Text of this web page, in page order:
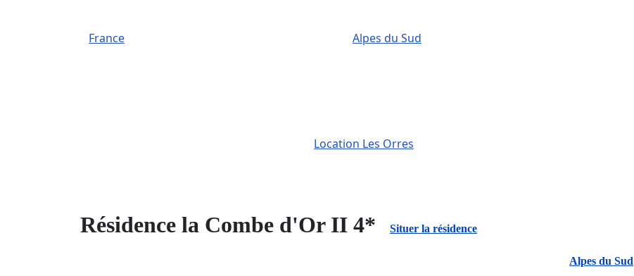
France Alpes du Sud
Location Les Orres
Résidence la Combe d'Or II 4* Situer la résidence
Alpes du Sud